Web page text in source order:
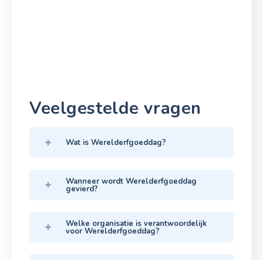
Veelgestelde vragen
Wat is Werelderfgoeddag?
Wanneer wordt Werelderfgoeddag
gevierd?
Welke organisatie is verantwoordelijk
voor Werelderfgoeddag?